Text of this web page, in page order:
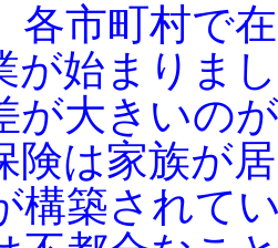
市町村で
が始まりま
が大きいの
険は家族が
構築されて